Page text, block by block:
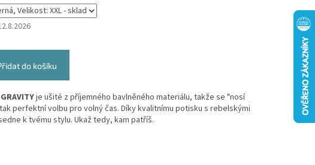
do košíku
je ušité z příjemného bavlněného materiálu, takže se "nosí
perfektní volbu pro volný čas. Díky kvalitnímu potisku s rebelskými
k tvému stylu. Ukaž tedy, kam patříš.